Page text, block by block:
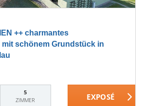
++ charmantes
mit schönem Grundstück in
5
ZIMMER